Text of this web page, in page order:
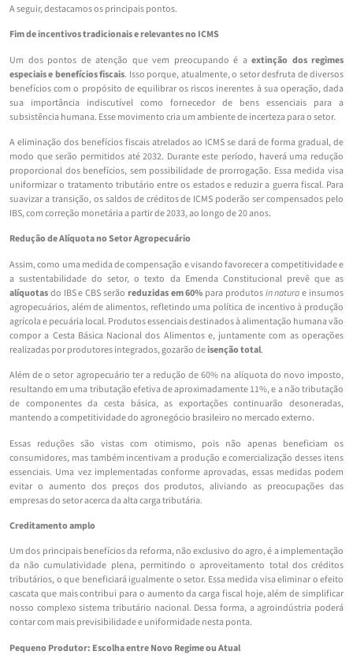
A seguir, destacamos os principais pontos.
Fim de incentivos tradicionais e relevantes no ICMS
Um dos pontos de atenção que vem preocupando é a extinção dos regimes
especiais e benefícios fiscais. Isso porque, atualmente, o setor desfruta de diversos
benefícios com o propósito de equilibrar os riscos inerentes à sua operação, dada
sua importância indiscutível como fornecedor de bens essenciais para a
subsistência humana. Esse movimento cria um ambiente de incerteza para o setor.
A eliminação dos benefícios fiscais atrelados ao ICMS se dará de forma gradual, de
modo que serão permitidos até 2032. Durante este período, haverá uma redução
proporcional dos benefícios, sem possibilidade de prorrogação. Essa medida visa
uniformizar o tratamento tributário entre os estados e reduzir a guerra fiscal. Para
suavizar a transição, os saldos de créditos de ICMS poderão ser compensados pelo
IBS, com correção monetária a partir de 2033, ao longo de 20 anos.
Redução de Alíquota no Setor Agropecuário
Assim, como uma medida de compensação e visando favorecer a competitividade e
a sustentabilidade do setor, o texto da Emenda Constitucional prevê que as
alíquotasdo IBS e CBS serão reduzidas em 60% para produtosin naturae insumos
agropecuários, além de alimentos, refletindo uma política de incentivo à produção
agrícola e pecuária local. Produtos essenciais destinados à alimentação humana vão
compor a Cesta Básica Nacional dos Alimentos e, juntamente com as operações
realizadas por produtores integrados, gozarão deisenção total.
Além de o setor agropecuário ter a redução de 60% na alíquota do novo imposto,
resultando em uma tributação efetiva de aproximadamente 11%, e a não tributação
de componentes da cesta básica, as exportações continuarão desoneradas,
mantendo a competitividade do agronegócio brasileiro no mercado externo.
Essas reduções são vistas com otimismo, pois não apenas beneficiam os
consumidores, mas também incentivam a produção e comercialização desses itens
essenciais. Uma vez implementadas conforme aprovadas, essas medidas podem
evitar o aumento dos preços dos produtos, aliviando as preocupações das
empresas do setor acerca da alta carga tributária.
Creditamento amplo
Um dos principais benefícios da reforma, não exclusivo do agro, é a implementação
da não cumulatividade plena, permitindo o aproveitamento total dos créditos
tributários, o que beneficiará igualmente o setor. Essa medida visa eliminar o efeito
cascata que mais contribui para o aumento da carga fiscal hoje, além de simplificar
nosso complexo sistema tributário nacional. Dessa forma, a agroindústria poderá
contar com mais previsibilidade e uniformidade nesta ponta.
Pequeno Produtor: Escolha entre Novo Regime ou Atual